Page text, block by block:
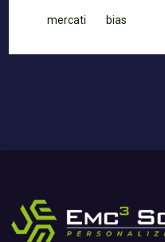
mercati bias